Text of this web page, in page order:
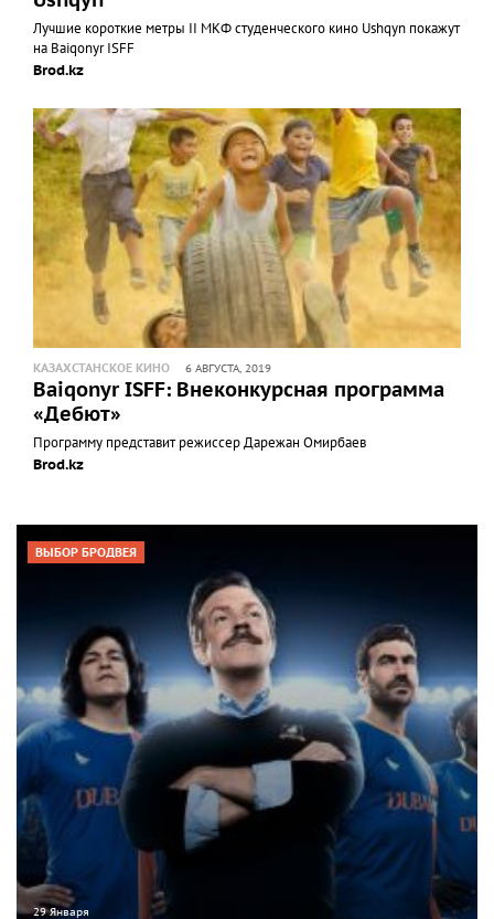
Лучшие короткие метры II МКФ студенческого кино Ushqyn покажут
на Baiqonyr ISFF
Brod.kz
КАЗАХСТАНСКОЕ КИНО 6 АВГУСТА, 2019
Baiqonyr ISFF: Внеконкурсная программа
«Дебют»
Программу представит режиссер Дарежан Омирбаев
Brod.kz
ВЫБОР БРОДВЕЯ
29 Января